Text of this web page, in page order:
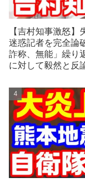
【吉村知事激怒
迷惑記者を完全論
詐称、無能」繰り
に対して毅然と反